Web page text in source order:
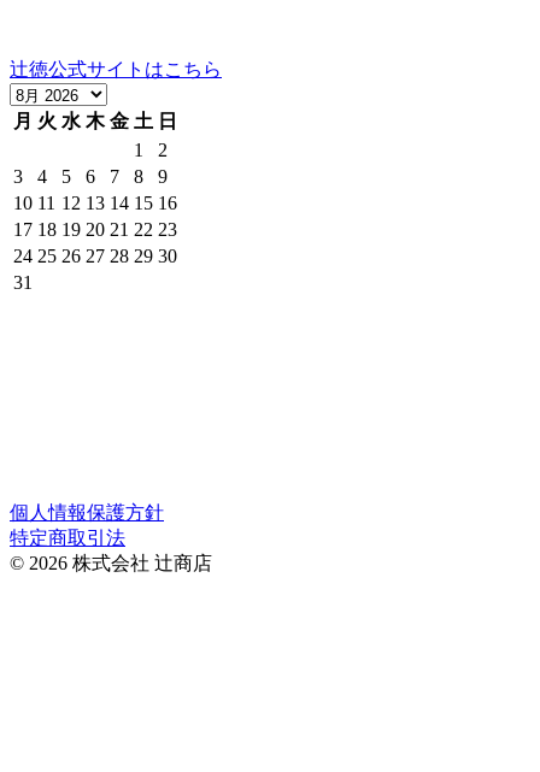
辻徳公式サイトはこちら
月 火 水 木 金 土 日
1
2
3
4 5 6 7 8
9
10 11 12 13 14 15 16
17 18 19 20 21 22 23
24 25 26 27 28 29 30
31
個人情報保護方針
特定商取引法
© 2026 株式会社 辻商店